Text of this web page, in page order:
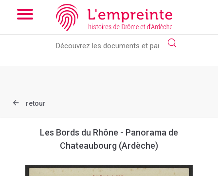
Array ( [slug] => document [ref] => B263626101_CPA59 )
the new slick-theme.css if you want the default styling
retour
Les Bords du Rhône - Panorama de
Chateaubourg (Ardèche)